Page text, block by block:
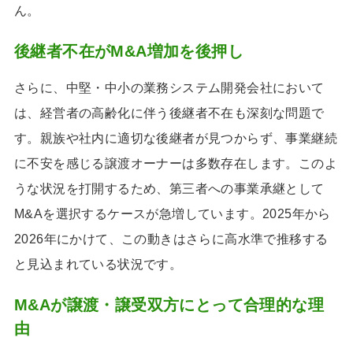
ん。
後継者不在がM&A増加を後押し
さらに、中堅・中小の業務システム開発会社において
は、経営者の高齢化に伴う後継者不在も深刻な問題で
す。親族や社内に適切な後継者が見つからず、事業継続
に不安を感じる譲渡オーナーは多数存在します。このよ
うな状況を打開するため、第三者への事業承継として
M&Aを選択するケースが急増しています。2025年から
2026年にかけて、この動きはさらに高水準で推移する
と見込まれている状況です。
M&Aが譲渡・譲受双方にとって合理的な理
由